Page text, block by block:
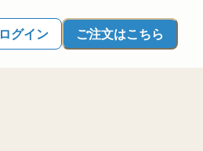
ログイン ご注文はこちら